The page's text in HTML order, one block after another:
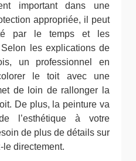
important dans une
appropriée, il peut
par le temps et les
les explications de
un professionnel en
le toit avec une
de loin de rallonger la
De plus, la peinture va
l’esthétique à votre
de plus de détails sur
le directement.